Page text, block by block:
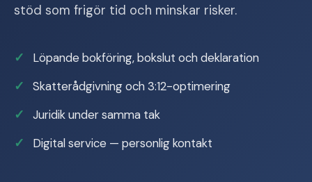
stöd som frigör tid och minskar risker.
Löpande bokföring, bokslut och deklaration
Skatterådgivning och 3:12-optimering
Juridik under samma tak
Digital service — personlig kontakt